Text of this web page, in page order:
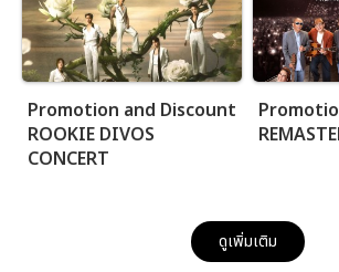
Promotion and Discount
ROOKIE DIVOS
CONCERT
ดูเพิ่มเติม